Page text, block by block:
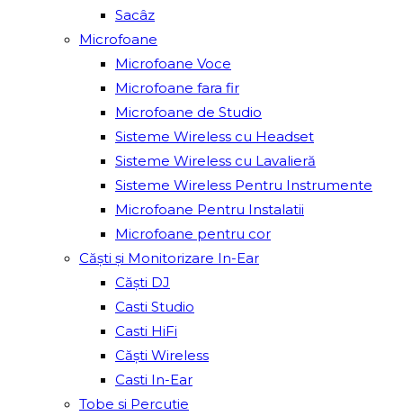
Sacâz
Microfoane
Microfoane Voce
Microfoane fara fir
Microfoane de Studio
Sisteme Wireless cu Headset
Sisteme Wireless cu Lavalieră
Sisteme Wireless Pentru Instrumente
Microfoane Pentru Instalatii
Microfoane pentru cor
Căști și Monitorizare In-Ear
Căști DJ
Casti Studio
Casti HiFi
Căști Wireless
Casti In-Ear
Tobe si Percutie